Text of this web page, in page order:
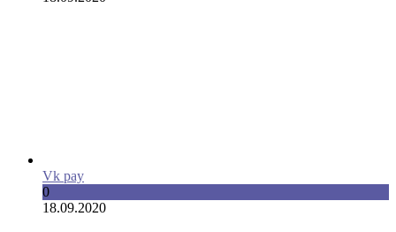
Vk pay
0
18.09.2020